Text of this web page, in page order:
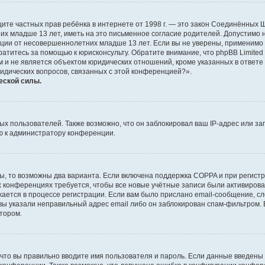
частных прав ребёнка в интернете от 1998 г. — это закон Соединённых
младше 13 лет, иметь на это письменное согласие родителей. Допустимо
от несовершеннолетних младше 13 лет. Если вы не уверены, применимо
за помощью к юрисконсульту. Обратите внимание, что phpBB
не является объектом юридических отношений, кроме указанных в
вопросов, связанных с этой конференцией?».
силы.
пользователей. Также возможно, что он заблокировал ваш IP-адрес или
администратору конференции.
возможны два варианта. Если включена поддержка COPPA и при
требуется, чтобы все новые учётные записи были
в процессе регистрации. Если вам было прислано email-сообщение,
указали неправильный адрес email либо он заблокирован спам-фильтром.
вы правильно вводите имя пользователя и пароль. Если данные введены